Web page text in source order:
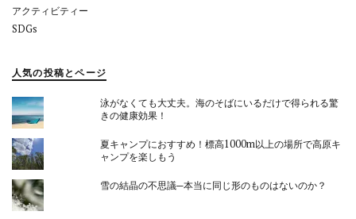
アクティビティー
SDGs
人気の投稿とページ
泳がなくても大丈夫。海のそばにいるだけで得られる驚
きの健康効果！
夏キャンプにおすすめ！標高1000m以上の場所で高原キ
ャンプを楽しもう
雪の結晶の不思議─本当に同じ形のものはないのか？